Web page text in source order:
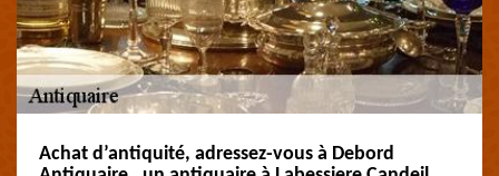
Achat d’antiquité, adressez-vous à Debord